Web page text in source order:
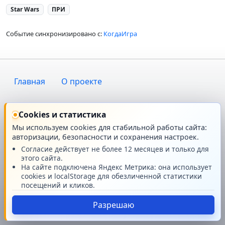
Star Wars ПРИ
Событие синхронизировано с: КогдаИгра
Главная О проекте
Техподдержка
Поддержать проект
© GMRPG 2007-2026
Cookies и статистика
Мы используем cookies для стабильной работы сайта:
авторизации, безопасности и сохранения настроек.
Согласие действует не более 12 месяцев и только для
этого сайта.
На сайте подключена Яндекс Метрика: она использует
cookies и localStorage для обезличенной статистики
посещений и кликов.
Разрешаю